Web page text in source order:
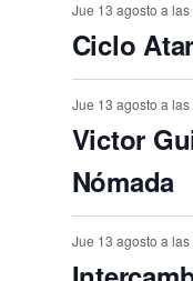
s
Jue 13 agosto a las
Ciclo
Jue 13 agosto a las
Victor
Nómada
Jue 13 agosto a las